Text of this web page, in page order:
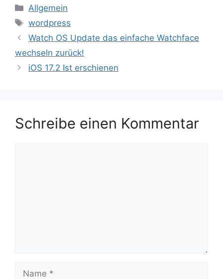
Kategorien
Allgemein
Schlagwörter
wordpress
Watch OS Update das einfache Watchface
wechseln zurück!
iOS 17.2 Ist erschienen
Schreibe einen Kommentar